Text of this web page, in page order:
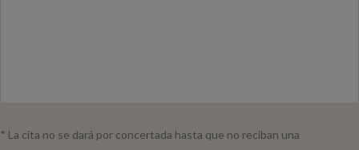
* La cita no se dará por concertada hasta que no reciban una